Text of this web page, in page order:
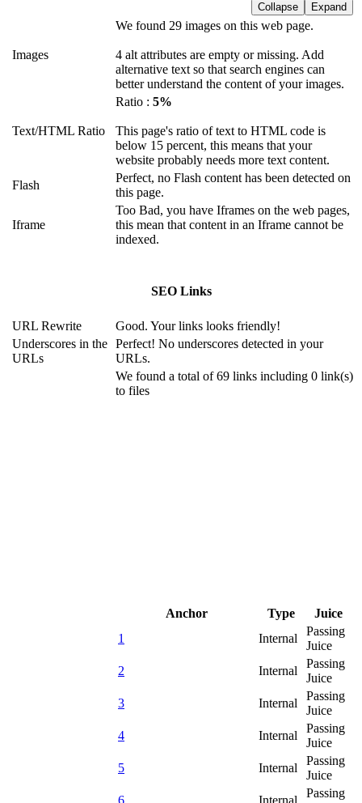
Expand
Collapse
Images
We found 29 images on this web page.
4 alt attributes are empty or missing. Add
alternative text so that search engines can
better understand the content of your images.
Text/HTML Ratio
Ratio : 5%
This page's ratio of text to HTML code is
below 15 percent, this means that your
website probably needs more text content.
Flash
Perfect, no Flash content has been detected on
this page.
Iframe
Too Bad, you have Iframes on the web pages,
this mean that content in an Iframe cannot be
indexed.
SEO Links
URL Rewrite
Good. Your links looks friendly!
Underscores in the
URLs
Perfect! No underscores detected in your
URLs.
We found a total of 69 links including 0 link(s)
to files
Anchor Type
Juice
1
Internal
Passing
Juice
2
Internal
Passing
Juice
3
Internal
Passing
Juice
4
Internal
Passing
Juice
5
Internal
Passing
Juice
Passing